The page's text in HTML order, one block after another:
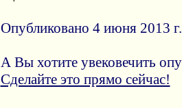
Опубликовано 4 июня 2013 г.
А Вы хотите увековечить
Сделайте это прямо сейчас!